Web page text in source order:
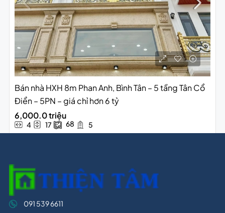
Bán nhà HXH 8m Phan Anh, Bình Tân – 5 tầng Tân Cổ
Điển – 5PN – giá chỉ hơn 6 tỷ
6,000.0 triệu
4 17 68 5
091 539 6611